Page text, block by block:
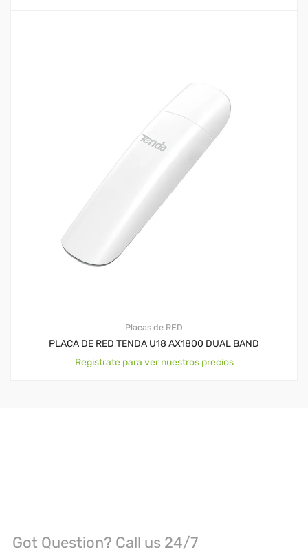
Placas de RED
PLACA DE RED TENDA U18 AX1800 DUAL BAND
Registrate para ver nuestros precios
Got Question? Call us 24/7